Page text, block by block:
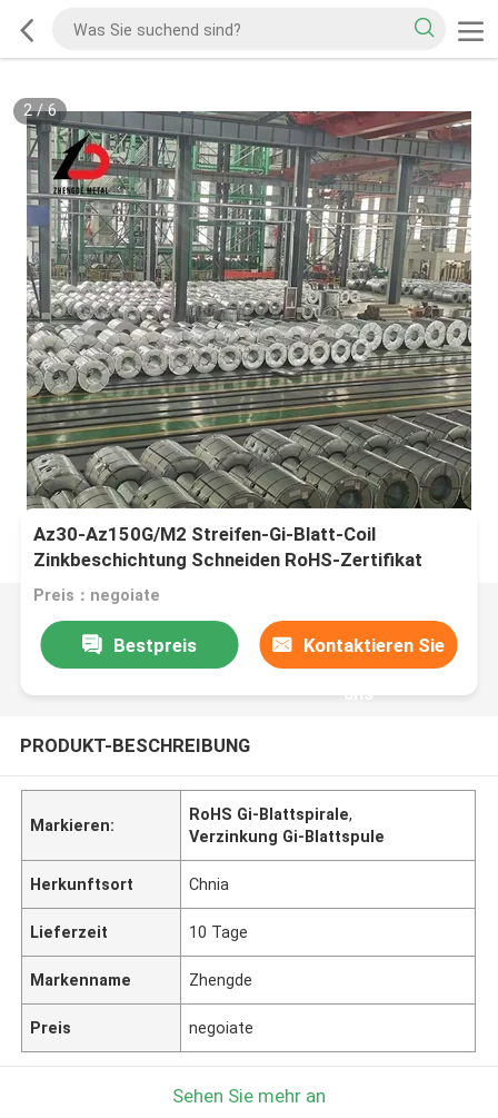
2/6
Az30-Az150G/M2 Streifen-Gi-Blatt-Coil
Zinkbeschichtung Schneiden RoHS-Zertifikat
Preis：negoiate
Bestpreis Kontaktieren Sie
uns
PRODUKT-BESCHREIBUNG
Markieren:
RoHS Gi-Blattspirale,
Verzinkung Gi-Blattspule
Herkunftsort Chnia
Lieferzeit 10 Tage
Markenname Zhengde
Preis negoiate
Sehen Sie mehr an